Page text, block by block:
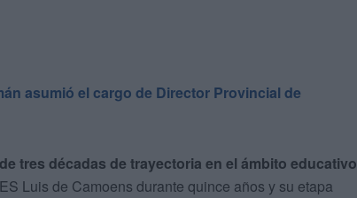
asumió el cargo de Director Provincial de
tres décadas de trayectoria en el ámbito educativo
Luis de Camoens durante quince años y su etapa